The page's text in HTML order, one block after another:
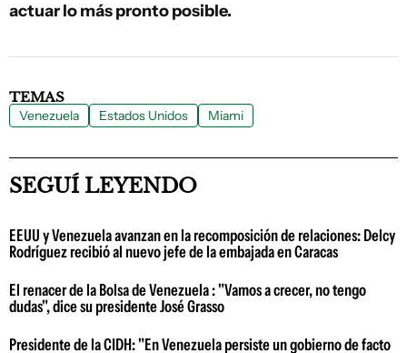
actuar lo más pronto posible.
TEMAS
Venezuela Estados Unidos Miami
SEGUÍ LEYENDO
EEUU y Venezuela avanzan en la recomposición de relaciones: Delcy
Rodríguez recibió al nuevo jefe de la embajada en Caracas
El renacer de la Bolsa de Venezuela : "Vamos a crecer, no tengo
dudas", dice su presidente José Grasso
Presidente de la CIDH: "En Venezuela persiste un gobierno de facto